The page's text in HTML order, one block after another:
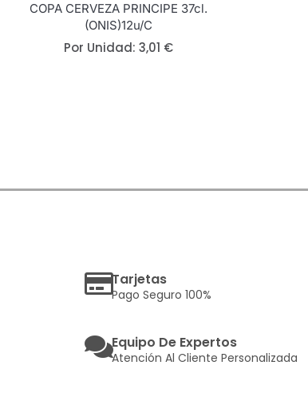
COPA CERVEZA PRINCIPE 37cl.
(ONIS)12u/c
Por Unidad: 3,01 €
Tarjetas
Pago Seguro 100%
Equipo De Expertos
Atención Al Cliente Personalizada